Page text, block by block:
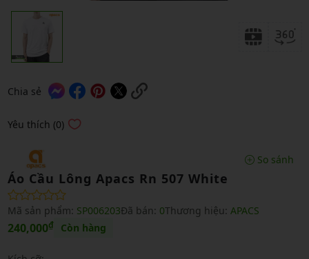
Chia sẻ
Yêu thích (0)
So sánh
Áo Cầu Lông Apacs Rn 507 White
Mã sản phẩm: SP006203Đã bán: 0Thương hiệu: APACS
240,000₫ Còn hàng